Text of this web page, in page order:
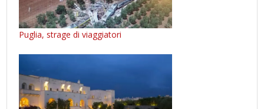
Puglia, strage di viaggiatori